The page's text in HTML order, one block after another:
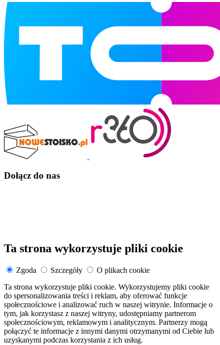
Dołącz do nas
Ta strona wykorzystuje pliki cookie
Zgoda Szczegóły
O plikach cookie
Ta strona wykorzystuje pliki cookie. Wykorzystujemy pliki cookie
do spersonalizowania treści i reklam, aby oferować funkcje
społecznościowe i analizować ruch w naszej witrynie. Informacje o
tym, jak korzystasz z naszej witryny, udostępniamy partnerom
społecznościowym, reklamowym i analitycznym. Partnerzy mogą
połączyć te informacje z innymi danymi otrzymanymi od Ciebie lub
uzyskanymi podczas korzystania z ich usług.